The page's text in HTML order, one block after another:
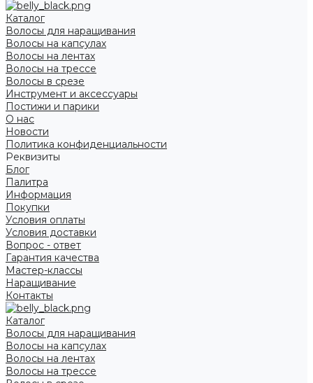
Каталог
Волосы для наращивания
Волосы на капсулах
Волосы на лентах
Волосы на трессе
Волосы в срезе
Инструмент и аксессуары
Постижи и парики
О нас
Новости
Политика конфиденциальности
Реквизиты
Блог
Палитра
Информация
Покупки
Условия оплаты
Условия доставки
Вопрос - ответ
Гарантия качества
Мастер-классы
Наращивание
Контакты
Каталог
Волосы для наращивания
Волосы на капсулах
Волосы на лентах
Волосы на трессе